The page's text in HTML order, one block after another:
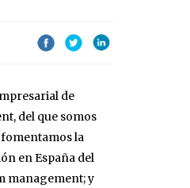
de
del que somos
la
en España del
management; y